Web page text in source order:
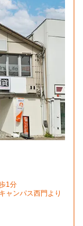
1分
ャンパス西門より